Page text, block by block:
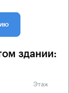
здании:
Этаж